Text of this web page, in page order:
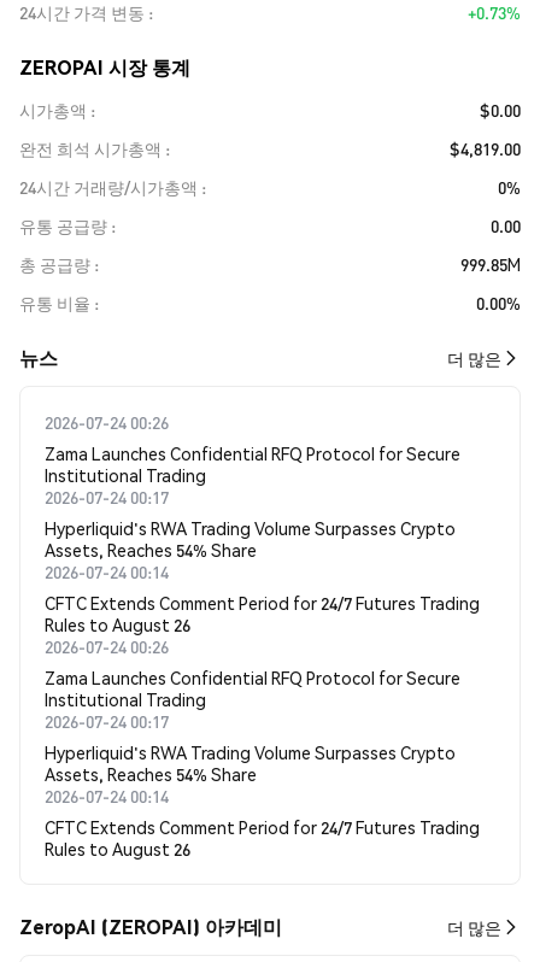
24시간 가격 변동
+0.73%
ZEROPAI 시장 통계
시가총액
$0.00
완전 희석 시가총액
$4,819.00
24시간 거래량/시가총액
0%
유통 공급량
0.00
총 공급량
999.85M
유통 비율
0.00%
뉴스 더 많은
2026-07-24 00:26
Zama Launches Confidential RFQ Protocol for Secure
Institutional Trading
2026-07-24 00:17
Hyperliquid's RWA Trading Volume Surpasses Crypto
Assets, Reaches 54% Share
2026-07-24 00:14
CFTC Extends Comment Period for 24/7 Futures Trading
Rules to August 26
2026-07-24 00:26
Zama Launches Confidential RFQ Protocol for Secure
Institutional Trading
2026-07-24 00:17
Hyperliquid's RWA Trading Volume Surpasses Crypto
Assets, Reaches 54% Share
2026-07-24 00:14
CFTC Extends Comment Period for 24/7 Futures Trading
Rules to August 26
ZeropAI (ZEROPAI) 아카데미 더 많은